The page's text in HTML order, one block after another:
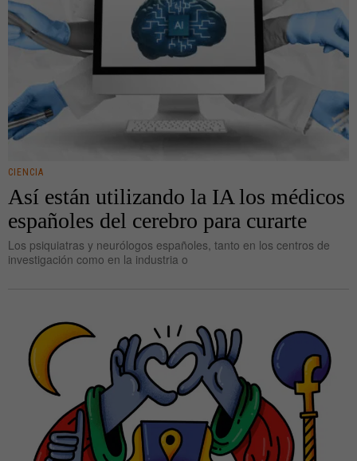
CIENCIA
Así están utilizando la IA los médicos
españoles del cerebro para curarte
Los psiquiatras y neurólogos españoles, tanto en los centros de
investigación como en la industria o